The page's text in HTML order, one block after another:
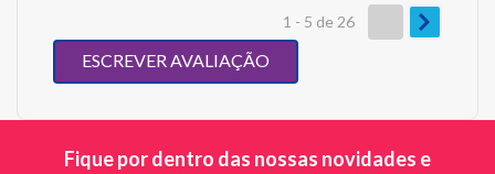
1 - 5 de 26
ESCREVER AVALIAÇÃO
Fique por dentro das nossas novidades e